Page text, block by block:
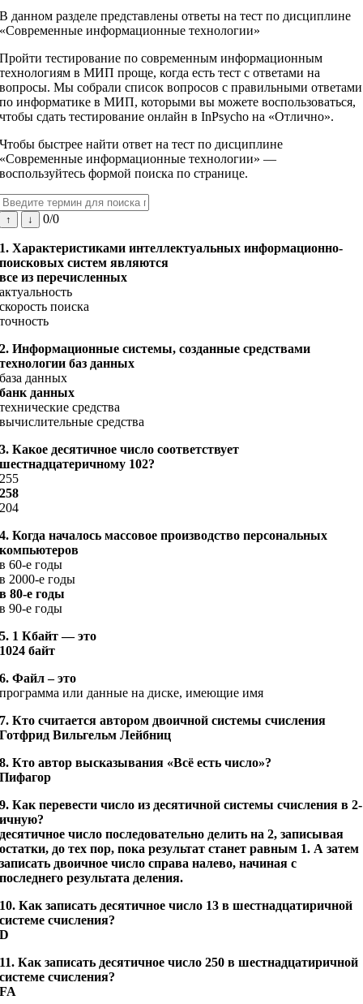
В данном разделе представлены ответы на тест по дисциплине
«Современные информационные технологии»
Пройти тестирование по современным информационным
технологиям в МИП проще, когда есть тест с ответами на
вопросы. Мы собрали список вопросов с правильными ответами
по информатике в МИП, которыми вы можете воспользоваться,
чтобы сдать тестирование онлайн в InPsycho на «Отлично».
Чтобы быстрее найти ответ на тест по дисциплине
«Современные информационные технологии» —
воспользуйтесь формой поиска по странице.
↑ ↓ 0/0
1. Характеристиками интеллектуальных информационно-
поисковых систем являются
все из перечисленных
актуальность
скорость поиска
точность
2. Информационные системы, созданные средствами
технологии баз данных
база данных
банк данных
технические средства
вычислительные средства
3. Какое десятичное число соответствует
шестнадцатеричному 102?
255
258
204
4. Когда началось массовое производство персональных
компьютеров
в 60-е годы
в 2000-е годы
в 80-е годы
в 90-е годы
5. 1 Кбайт — это
1024 байт
6. Файл – это
программа или данные на диске, имеющие имя
7. Кто считается автором двоичной системы счисления
Готфрид Вильгельм Лейбниц
8. Кто автор высказывания «Всё есть число»?
Пифагор
9. Как перевести число из десятичной системы счисления в 2-
ичную?
десятичное число последовательно делить на 2, записывая
остатки, до тех пор, пока результат станет равным 1. А затем
записать двоичное число справа налево, начиная с
последнего результата деления.
10. Как записать десятичное число 13 в шестнадцатиричной
системе счисления?
D
11. Как записать десятичное число 250 в шестнадцатиричной
системе счисления?
FA